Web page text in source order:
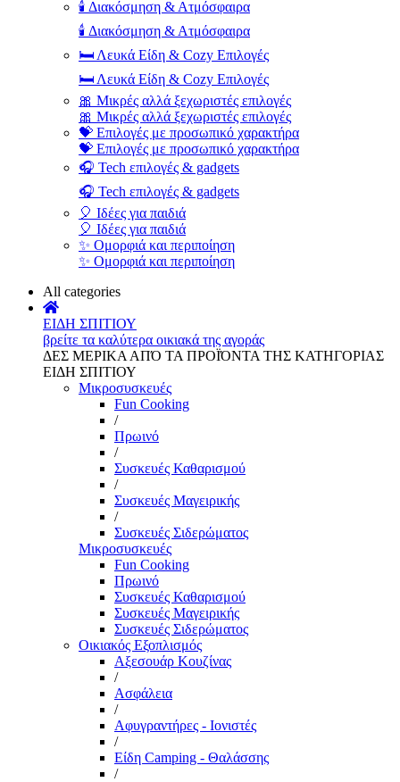
🕯️ Διακόσμηση & Ατμόσφαιρα
🕯️ Διακόσμηση & Ατμόσφαιρα
🛏️ Λευκά Είδη & Cozy Επιλογές
🛏️ Λευκά Είδη & Cozy Επιλογές
🎀 Μικρές αλλά ξεχωριστές επιλογές
🎀 Μικρές αλλά ξεχωριστές επιλογές
💝 Επιλογές με προσωπικό χαρακτήρα
💝 Επιλογές με προσωπικό χαρακτήρα
🎧 Tech επιλογές & gadgets
🎧 Tech επιλογές & gadgets
🎈 Ιδέες για παιδιά
🎈 Ιδέες για παιδιά
✨ Ομορφιά και περιποίηση
✨ Ομορφιά και περιποίηση
All categories
ΕΙΔΗ ΣΠΙΤΙΟΥ
βρείτε τα καλύτερα οικιακά της αγοράς
ΔΕΣ ΜΕΡΙΚΑ ΑΠΌ ΤΑ ΠΡΟΪΌΝΤΑ ΤΗΣ ΚΑΤΗΓΟΡΙΑΣ
ΕΙΔΗ ΣΠΙΤΙΟΥ
Μικροσυσκευές
Fun Cooking
/
Πρωινό
/
Συσκευές Καθαρισμού
/
Συσκευές Μαγειρικής
/
Συσκευές Σιδερώματος
Μικροσυσκευές
Fun Cooking
Πρωινό
Συσκευές Καθαρισμού
Συσκευές Μαγειρικής
Συσκευές Σιδερώματος
Οικιακός Εξοπλισμός
Αξεσουάρ Κουζίνας
/
Ασφάλεια
/
Αφυγραντήρες - Ιονιστές
/
Είδη Camping - Θαλάσσης
/